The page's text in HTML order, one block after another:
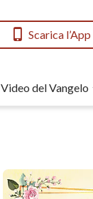
Scarica l’App
Video del Vangelo